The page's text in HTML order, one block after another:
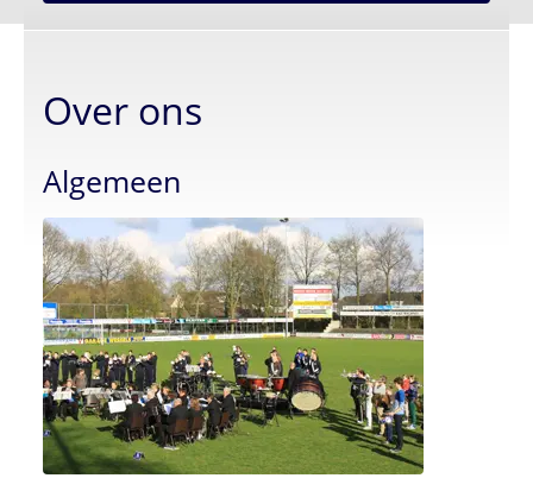
Home
Nieuws
actueel
Berichten
Over ons
onze korpsen
vLS Algemeen
vLS Samen Muziek Maken
vLS Muziekopleiding
MusicKidz
Over ons
Algemeen